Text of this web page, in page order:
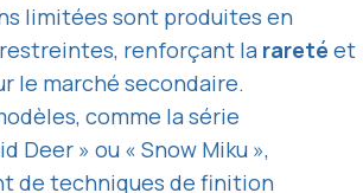
limitées sont produites en
renforçant la rareté et
le marché secondaire.
comme la série
Deer » ou « Snow Miku »,
de techniques de finition